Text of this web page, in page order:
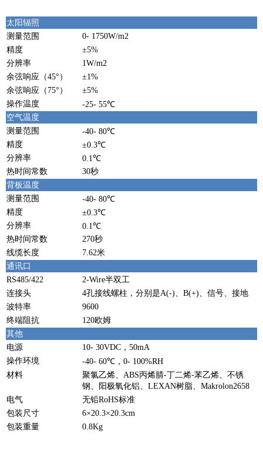
太阳辐照
测量范围
0- 1750W/m2
精度
±5%
分辨率
1W/m2
余弦响应（45°）
±1%
余弦响应（75°）
±5%
操作温度
-25- 55℃
空气温度
测量范围
-40- 80℃
精度
±0.3℃
分辨率
0.1℃
热时间常数
30秒
背板温度
测量范围
-40- 80℃
精度
±0.3℃
分辨率
0.1℃
热时间常数
270秒
线缆长度
7.62米
通讯口
RS485/422
2-Wire半双工
连接头
4孔接线螺柱，分别是A(-)、B(+)、信号、接地
波特率
9600
终端阻抗
120欧姆
其他
电源
10- 30VDC，50mA
操作环境
-40- 60℃，0- 100%RH
材料
聚氯乙烯、ABS丙烯腈-丁二烯-苯乙烯、不锈
钢、阳极氧化铝、LEXAN树脂、Makrolon2658
电气
无铅RoHS标准
包装尺寸
6×20.3×20.3cm
包装重量
0.8Kg